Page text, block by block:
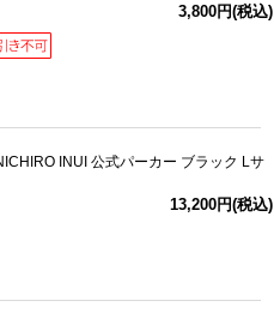
3,800円(税込)
INUI 公式パーカー ブラック Lサ
13,200円(税込)